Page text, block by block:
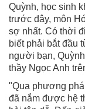
Quỳnh, học sinh
trước đây, môn
sợ nhất. Có thời
biết phải bắt đầu
người bạn,
thầy Ngọc Anh
"Qua phương
đã nắm được hệ